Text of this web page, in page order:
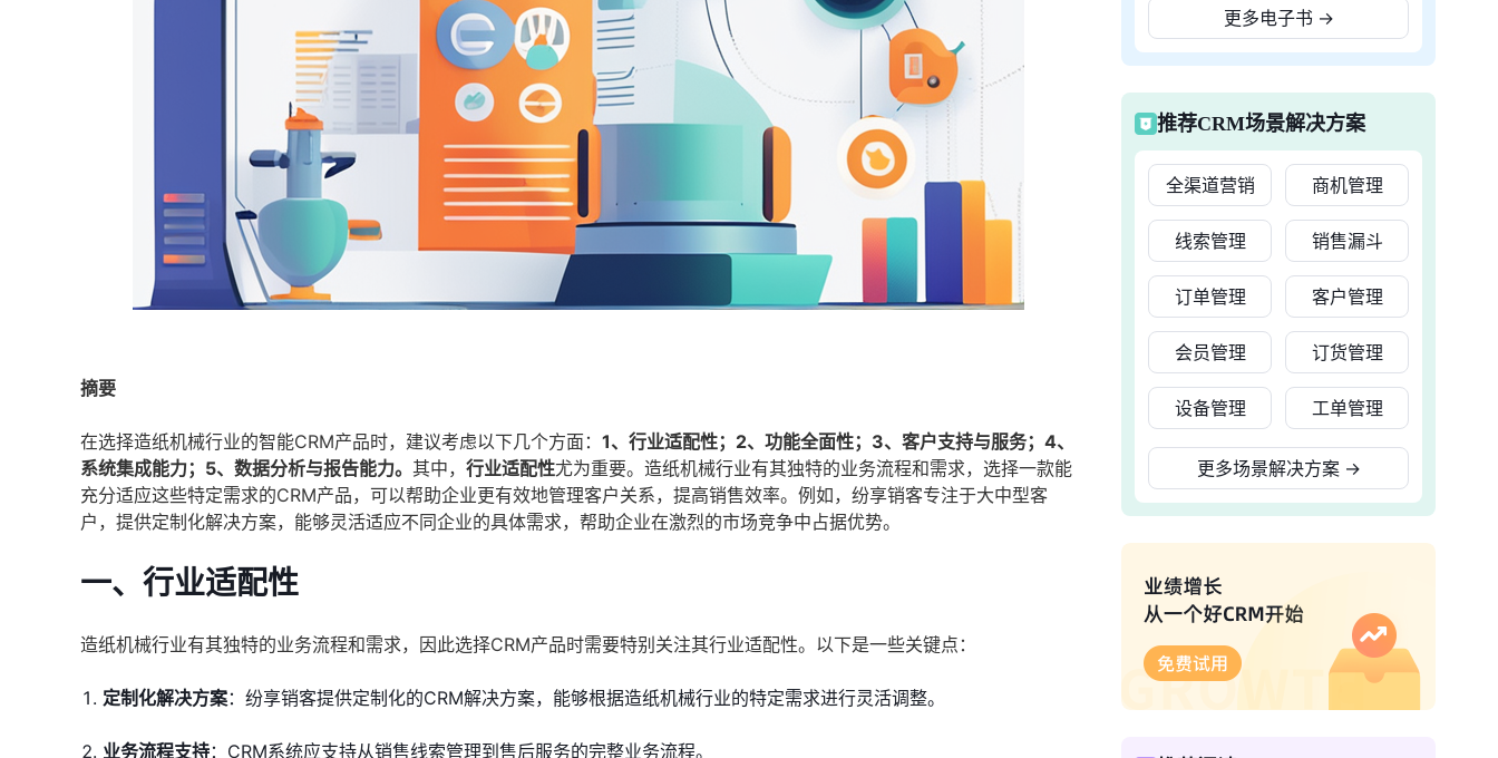
摘要
在选择造纸机械行业的智能CRM产品时，建议考虑以下几个方面： 1、行业适配性；2、功能全面性；3、客户支持与服务；4、
系统集成能力；5、数据分析与报告能力。 其中， 行业适配性尤为重要。造纸机械行业有其独特的业务流程和需求，选择一款能
充分适应这些特定需求的CRM产品，可以帮助企业更有效地管理客户关系，提高销售效率。例如，纷享销客专注于大中型客
户，提供定制化解决方案，能够灵活适应不同企业的具体需求，帮助企业在激烈的市场竞争中占据优势。
一、 行业适配性
造纸机械行业有其独特的业务流程和需求，因此选择CRM产品时需要特别关注其行业适配性。以下是一些关键点：
定制化解决方案：纷享销客提供定制化的CRM解决方案，能够根据造纸机械行业的特定需求进行灵活调整。
业务流程支持：CRM系统应支持从销售线索管理到售后服务的完整业务流程。
更多电子书 →
推荐CRM场景解决方案
全渠道营销 商机管理
线索管理 销售漏斗
订单管理 客户管理
会员管理 订货管理
设备管理 工单管理
更多场景解决方案 →